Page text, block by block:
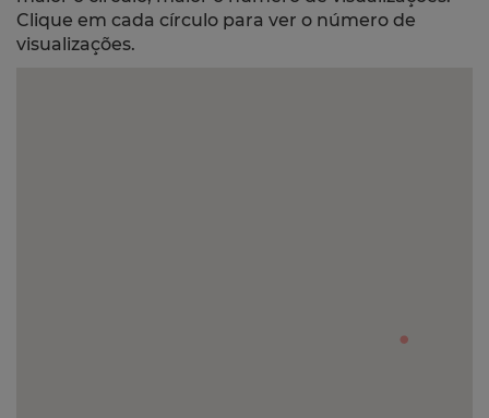
Clique em cada círculo para ver o número de
visualizações.